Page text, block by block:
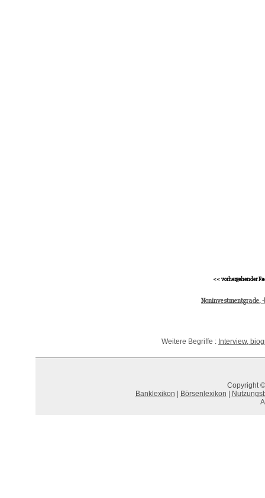
<< vorhergehender
Noninvestmentgrade,
Weitere Begriffe : Interview,
Copyright
Banklexikon
Börsenlexikon